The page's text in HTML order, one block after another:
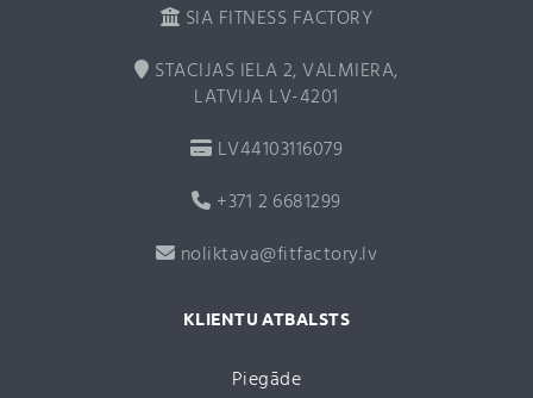
SIA FITNESS FACTORY
STACIJAS IELA 2, VALMIERA,
LATVIJA LV-4201
LV44103116079
+371 2 6681299
noliktava@fitfactory.lv
KLIENTU ATBALSTS
Piegāde